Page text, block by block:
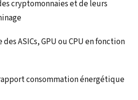
cryptomonnaies et de leurs
ASICs, GPU ou CPU en fonction
consommation énergétique